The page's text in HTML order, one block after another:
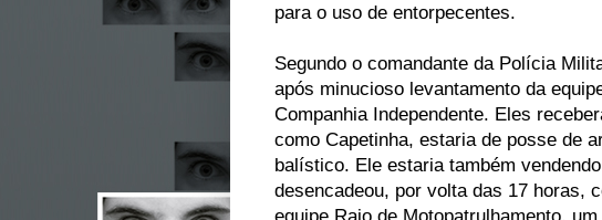
para o uso de entorpecentes.
Segundo o comandante da Polícia
após minucioso levantamento da
Companhia Independente. Eles
como Capetinha, estaria de posse de
balístico. Ele estaria também
desencadeou, por volta das 17 horas,
equipe Raio de Motopatrulhamento,